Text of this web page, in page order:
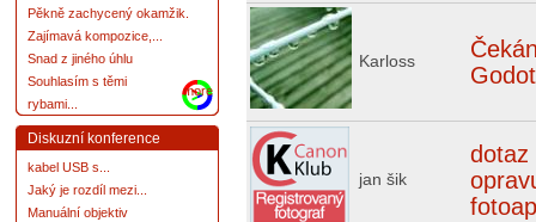
Pěkně zachycený okamžik.
Zajímavá kompozice,...
Snad z jiného úhlu
Souhlasím s těmi
rybami...
more
Diskuzní konference
kabel USB s...
Jaký je rozdíl mezi...
Manuální objektiv
Karloss
jan šik
dotaz